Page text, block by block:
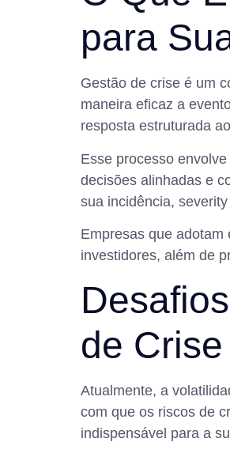
para
Gestão de crise é um
maneira eficaz a
resposta estruturada
Esse processo
decisões alinhadas e
sua incidência,
Empresas que
investidores, além de
de Crise
Atualmente, a
com que os riscos de
indispensável para a